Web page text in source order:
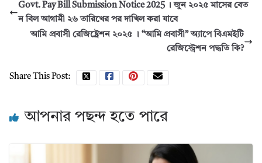
Govt. Pay Bill Submission Notice 2025 । জুন ২০২৫ মাসের বেত
ন বিল আগামী ২৬ তারিখের পর দাখিল করা যাবে
আমি প্রবাসী রেজিষ্ট্রেশন ২০২৫ । “আমি প্রবাসী” অ্যাপে বিএমইটি
রেজিস্ট্রেশন পদ্ধতি কি?
Share This Post:
আপনার পছন্দ হতে পারে